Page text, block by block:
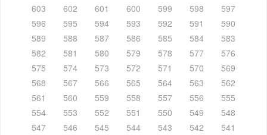
603
602 601 600 599 598
597
596
595 594 593 592 591
590
589
588 587 586 585 584
583
582
581 580 579 578 577
576
575
574 573 572 571 570
569
568
567 566 565 564 563
562
561
560 559 558 557 556
555
554
553 552 551 550 549
548
547
546 545 544 543 542
541